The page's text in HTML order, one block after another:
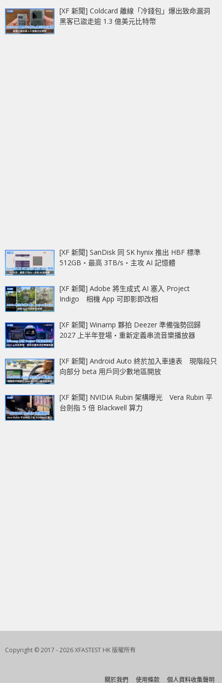
[XF 新聞] Coldcard 離線「冷錢包」爆出致命漏洞
黑客已盜走逾 1.3 億美元比特幣
[XF 新聞] SanDisk 同 SK hynix 推出 HBF 標準
512GB‧最高 3TB/s‧主攻 AI 記憶體
[XF 新聞] Adobe 將生成式 AI 塞入 Project
Indigo 相機 App 可即影即改相
[XF 新聞] Winamp 夥拍 Deezer 準備強勢回歸
2027 上半年登場‧重新定義串流音樂播放器
[XF 新聞] Android Auto 終於加入車速表 現階段只
向部分 beta 用戶同少數地區開放
[XF 新聞] NVIDIA Rubin 架構曝光 Vera Rubin 平
台劍指 5 倍 Blackwell 算力
Copyright © 2017 - 2026 XFASTEST HK 版權所有
關於我們 使用條款 個人資料收集聲明